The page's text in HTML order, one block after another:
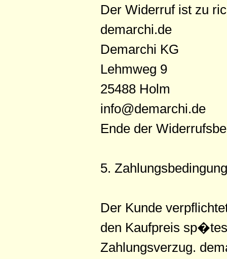
Der Widerruf ist zu
demarchi.de
Demarchi KG
Lehmweg 9
25488 Holm
info@demarchi.de
Ende der
5.
Der Kunde
den Kaufpreis
Zahlungsverzug.